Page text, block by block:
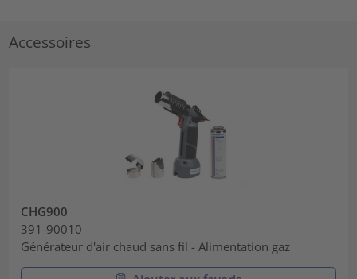
Accessoires
CHG900
391-90010
Générateur d'air chaud sans fil - Alimentation gaz